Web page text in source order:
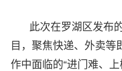
此次在罗湖区发布
目，聚焦快递、外卖等
作中面临的“进门难、